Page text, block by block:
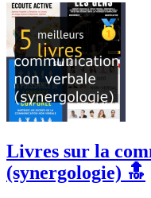
Livres sur la
(synergologie) 🔝